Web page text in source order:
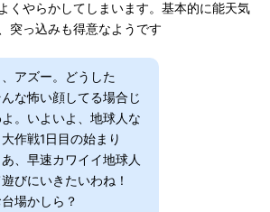
くやらかしてしまいます。基本的に能天気
突っ込みも得意なようです
アズー。どうした
な怖い顔してる場合じ
。いよいよ、地球人な
作戦1日目の始まり
、早速カワイイ地球人
遊びにいきたいわね！
場かしら？